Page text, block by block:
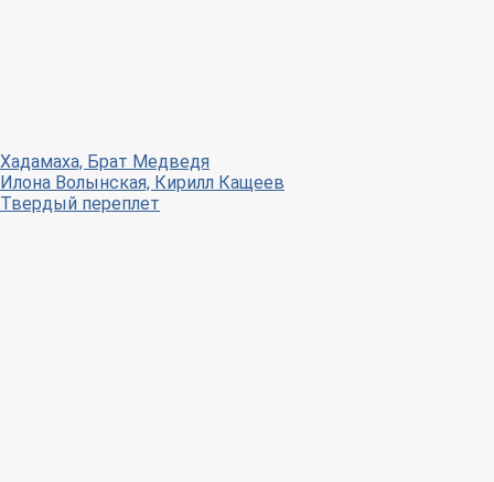
Хадамаха, Брат Медведя
Илона Волынская, Кирилл Кащеев
Твердый переплет